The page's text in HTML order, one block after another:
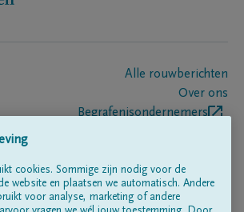
Alle rouwberichten
Over ons
Begrafenisondernemers
cookies. Sommige zijn nodig voor de
website en plaatsen we automatisch. Andere
voor analyse, marketing of andere